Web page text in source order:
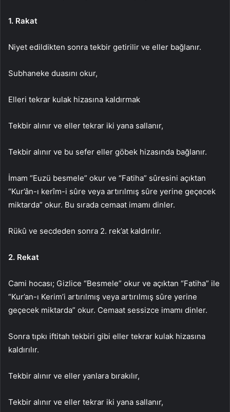
1. Rakat
Niyet edildikten sonra tekbir getirilir ve eller bağlanır.
Subhaneke duasını okur,
Elleri tekrar kulak hizasına kaldırmak
Tekbir alınır ve eller tekrar iki yana sallanır,
Tekbir alınır ve bu sefer eller göbek hizasında bağlanır.
İmam “Euzü besmele” okur ve “Fatiha” sûresini açıktan
“Kur’ân-ı kerîm-i sûre veya artırılmış sûre yerine geçecek
miktarda” okur. Bu sırada cemaat imamı dinler.
Rükû ve secdeden sonra 2. rek’at kaldırılır.
2. Rekat
Cami hocası; Gizlice “Besmele” okur ve açıktan “Fatiha” ile
“Kur’an-ı Kerim’i artırılmış veya artırılmış sûre yerine
geçecek miktarda” okur. Cemaat sessizce imamı dinler.
Sonra tıpkı iftitah tekbiri gibi eller tekrar kulak hizasına
kaldırılır.
Tekbir alınır ve eller yanlara bırakılır,
Tekbir alınır ve eller tekrar iki yana sallanır,